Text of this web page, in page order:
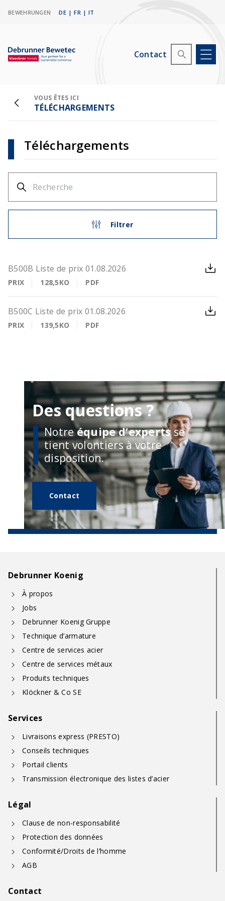
BEWEHRUNGEN IT
|
FR
|
DE
Contact
VOUS ÊTES ICI
TÉLÉCHARGEMENTS
Téléchargements
Filtrer
B500B Liste de prix 01.08.2026
PRIX 128,5KO PDF
B500C Liste de prix 01.08.2026
PRIX 139,5KO PDF
Des questions ?
Notreéquipe d’expertsse
tient volontiers à votre
disposition.
Contact
Debrunner Koenig
À propos
Jobs
Debrunner Koenig Gruppe
Technique d’armature
Centre de services acier
Centre de services métaux
Produits techniques
Klöckner & Co SE
Services
Livraisons express (PRESTO)
Conseils techniques
Portail clients
Transmission électronique des listes d’acier
Légal
Clause de non-responsabilité
Protection des données
Conformité/Droits de l’homme
AGB
Contact